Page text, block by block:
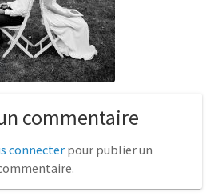
commentaire
connecter pour publier un